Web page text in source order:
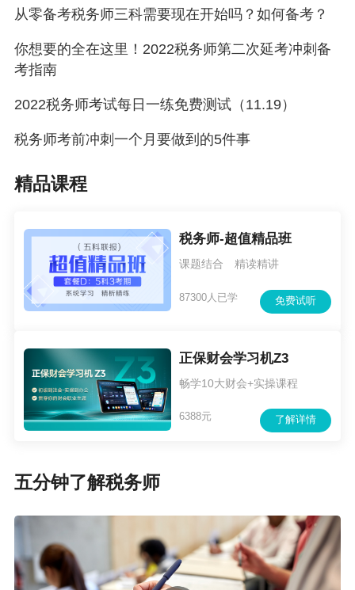
从零备考税务师三科需要现在开始吗？如何备考？
你想要的全在这里！2022税务师第二次延考冲刺备
考指南
2022税务师考试每日一练免费测试（11.19）
税务师考前冲刺一个月要做到的5件事
精品课程
税务师-超值精品班
课题结合 精读精讲
免费试听
87300人已学
正保财会学习机Z3
畅学10大财会+实操课程
了解详情
6388元
五分钟了解税务师